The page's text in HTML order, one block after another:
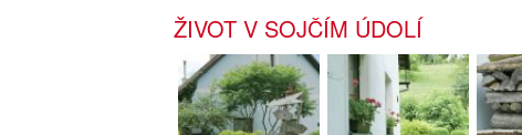
ŽIVOT V SOJČÍM ÚDOLÍ